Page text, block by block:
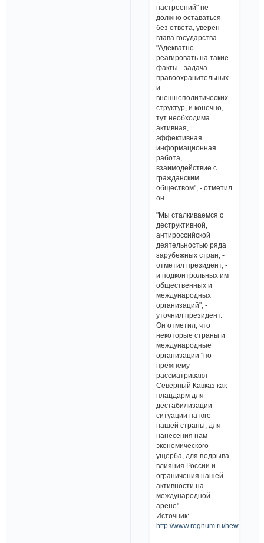
настроений" не
должно оставаться
без ответа, уверен
глава государства.
"Адекватно
реагировать на такие
факты - задача
правоохранительных
и
внешнеполитических
структур, и конечно,
тут необходима
активная,
эффективная
информационная
работа,
взаимодействие с
гражданским
обществом", - отметил
он.
"Мы сталкиваемся с
деструктивной,
антироссийской
деятельностью ряда
зарубежных стран, -
отметил президент, -
и подконтрольных им
общественных и
международных
организаций", -
уточнил президент.
Он отметил, что
некоторые страны и
международные
организации "по-
прежнему
рассматривают
Северный Кавказ как
плацдарм для
дестабилизации
ситуации на юге
нашей страны, для
нанесения нам
экономического
ущерба, для подрыва
влияния России и
ограничения нашей
активности на
международной
арене".
Источник:
http://www.regnum.ru/news/